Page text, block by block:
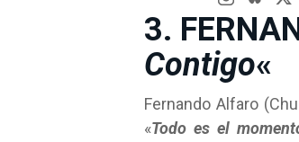
3.
Contigo«
Fernando Alfaro
«Todo es el